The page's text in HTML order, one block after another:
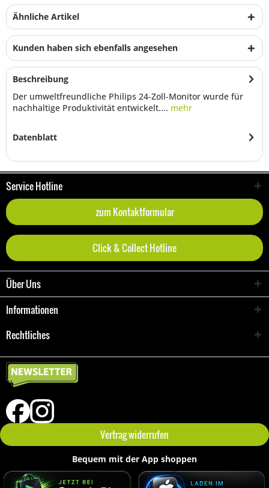
Ähnliche Artikel
Kunden haben sich ebenfalls angesehen
Beschreibung
Der umweltfreundliche Philips 24-Zoll-Monitor wurde für
nachhaltige Produktivität entwickelt.... mehr
Datenblatt
Service Hotline
zum Kontaktformular
Click & Collect Hotline
Über Uns
Informationen
Rechtliches
Vertrag widerrufen
Bequem mit der App shoppen